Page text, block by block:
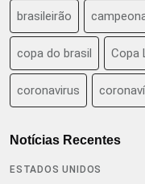
brasileirão
copa do brasil Copa
coronavirus
Notícias Recentes
ESTADOS UNIDOS